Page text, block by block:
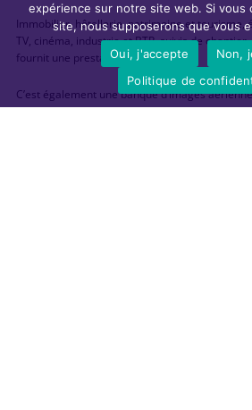
Immobilier, hôtellerie, patrimoine et tourisme,
TV, cinéma, industrie et BTP, suivis de
fournit une prestation de A à Z.
C’est également une banque d’images
projets.
expérience sur notre site web. Si vous
site, nous supposerons que vous
Oui, j'accepte
Non,
Politique de